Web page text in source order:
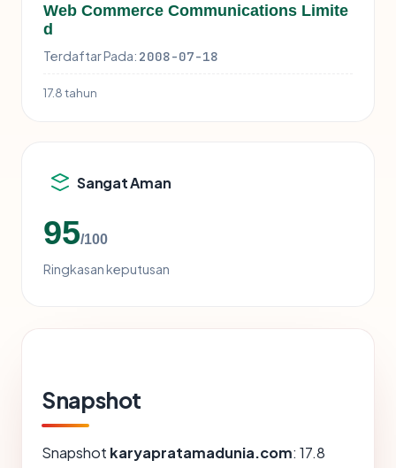
Web Commerce Communications Limite
d
Terdaftar Pada: 2008-07-18
17.8 tahun
Sangat Aman
95/100
Ringkasan keputusan
Snapshot
Snapshot karyapratamadunia.com: 17.8